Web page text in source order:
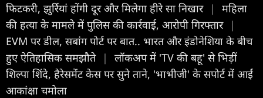
फिटकरी, झुर्रियां होंगी दूर और मिलेगा हीरे सा निखार |
महिला
की हत्या के मामले में पुलिस की कार्रवाई, आरोपी गिरफ्तार |
EVM पर डील, सबांग पोर्ट पर बात.. भारत और इंडोनेशिया के बीच
हुए ऐतिहासिक समझौते |
लॉकअप में 'TV की बहू' से भिड़ीं
शिल्पा शिंदे, हैरेसमेंट केस पर सुने ताने, 'भाभीजी' के सपोर्ट में आईं
आकांक्षा चमोला